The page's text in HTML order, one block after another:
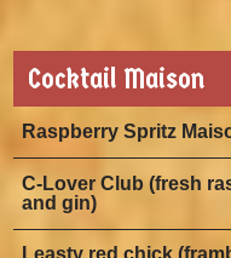
Cocktail Maison
Raspberry Spritz
C-Lover Club (fresh
and gin)